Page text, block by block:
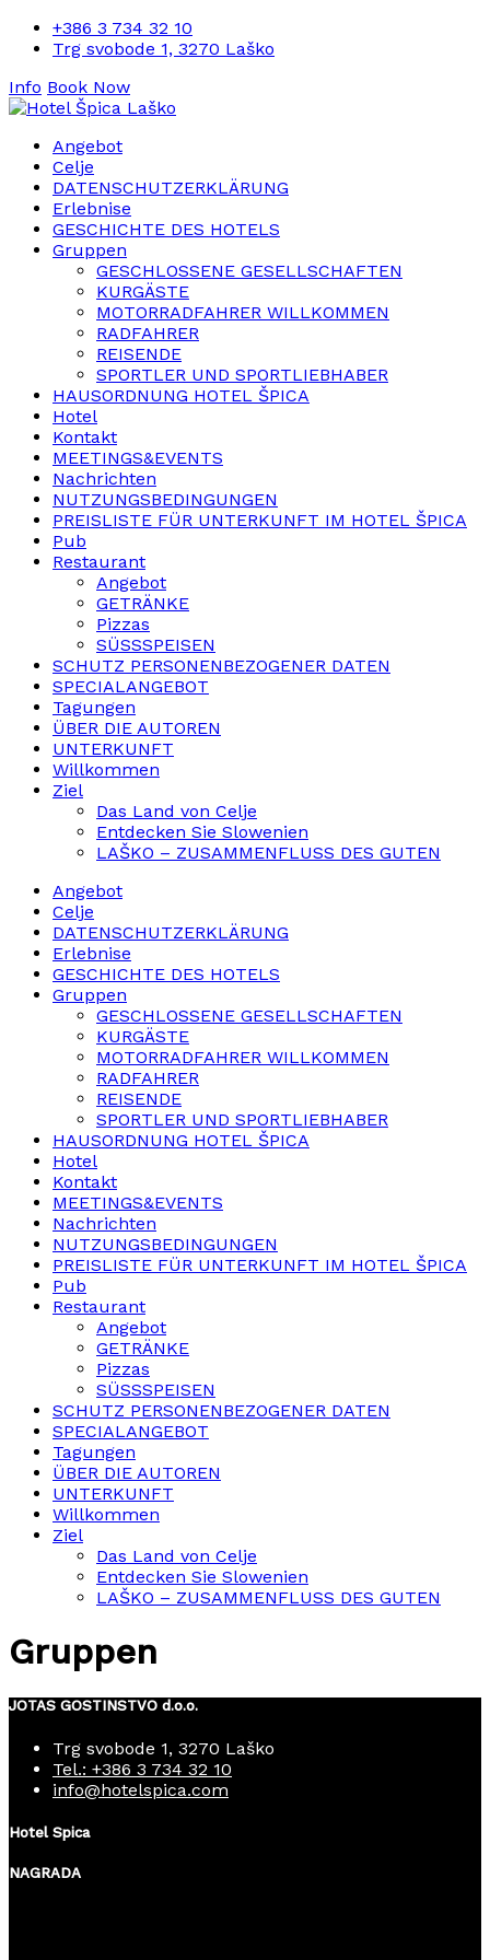
+386 3 734 32 10
Trg svobode 1, 3270 Laško
Info Book Now
Angebot
Celje
DATENSCHUTZERKLÄRUNG
Erlebnise
GESCHICHTE DES HOTELS
Gruppen
GESCHLOSSENE GESELLSCHAFTEN
KURGÄSTE
MOTORRADFAHRER WILLKOMMEN
RADFAHRER
REISENDE
SPORTLER UND SPORTLIEBHABER
HAUSORDNUNG HOTEL ŠPICA
Hotel
Kontakt
MEETINGS&EVENTS
Nachrichten
NUTZUNGSBEDINGUNGEN
PREISLISTE FÜR UNTERKUNFT IM HOTEL ŠPICA
Pub
Restaurant
Angebot
GETRÄNKE
Pizzas
SÜSSSPEISEN
SCHUTZ PERSONENBEZOGENER DATEN
SPECIALANGEBOT
Tagungen
ÜBER DIE AUTOREN
UNTERKUNFT
Willkommen
Ziel
Das Land von Celje
Entdecken Sie Slowenien
LAŠKO – ZUSAMMENFLUSS DES GUTEN
Angebot
Celje
DATENSCHUTZERKLÄRUNG
Erlebnise
GESCHICHTE DES HOTELS
Gruppen
GESCHLOSSENE GESELLSCHAFTEN
KURGÄSTE
MOTORRADFAHRER WILLKOMMEN
RADFAHRER
REISENDE
SPORTLER UND SPORTLIEBHABER
HAUSORDNUNG HOTEL ŠPICA
Hotel
Kontakt
MEETINGS&EVENTS
Nachrichten
NUTZUNGSBEDINGUNGEN
PREISLISTE FÜR UNTERKUNFT IM HOTEL ŠPICA
Pub
Restaurant
Angebot
GETRÄNKE
Pizzas
SÜSSSPEISEN
SCHUTZ PERSONENBEZOGENER DATEN
SPECIALANGEBOT
Tagungen
ÜBER DIE AUTOREN
UNTERKUNFT
Willkommen
Ziel
Das Land von Celje
Entdecken Sie Slowenien
LAŠKO – ZUSAMMENFLUSS DES GUTEN
Gruppen
JOTAS GOSTINSTVO d.o.o.
Trg svobode 1, 3270 Laško
Tel.: +386 3 734 32 10
info@hotelspica.com
Hotel Spica
NAGRADA